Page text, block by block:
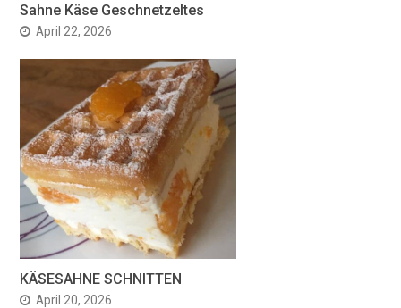
Sahne Käse Geschnetzeltes
April 22, 2026
KÄSESAHNE SCHNITTEN
April 20, 2026